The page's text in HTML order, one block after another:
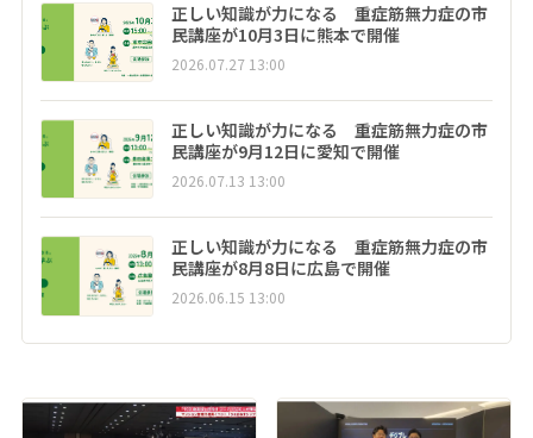
正しい知識が力になる 重症筋無力症の市
民講座が10月3日に熊本で開催
2026.07.27 13:00
正しい知識が力になる 重症筋無力症の市
民講座が9月12日に愛知で開催
2026.07.13 13:00
正しい知識が力になる 重症筋無力症の市
民講座が8月8日に広島で開催
2026.06.15 13:00